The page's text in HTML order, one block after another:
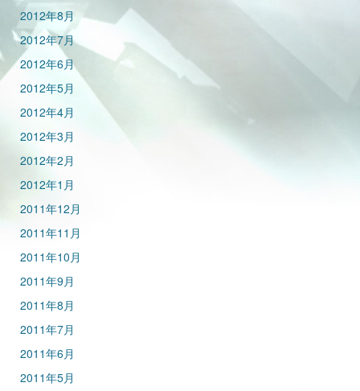
2012年8月
2012年7月
2012年6月
2012年5月
2012年4月
2012年3月
2012年2月
2012年1月
2011年12月
2011年11月
2011年10月
2011年9月
2011年8月
2011年7月
2011年6月
2011年5月